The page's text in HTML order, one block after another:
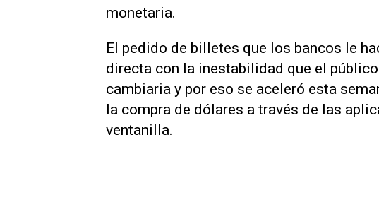
monetaria.
El pedido de billetes que los bancos le
directa con la inestabilidad que el
cambiaria y por eso se aceleró esta
la compra de dólares a través de las
ventanilla.